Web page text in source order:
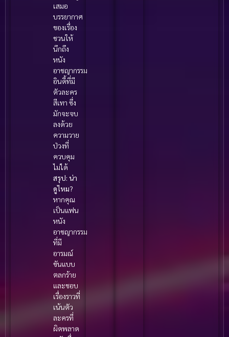
เสมอ
บรรยากาศ
ของเรื่อง
ชวนให้
นึกถึง
หนัง
อาชญากรรม
อินดี้ที่มี
ตัวละคร
สีเทา ซึ่ง
มักจะจบ
ลงด้วย
ความวาย
ป่วงที่
ควบคุม
ไม่ได้
สรุป: น่า
ดูไหม?
หากคุณ
เป็นแฟน
หนัง
อาชญากรรม
ที่มี
อารมณ์
ขันแบบ
ตลกร้าย
และชอบ
เรื่องราวที่
เน้นตัว
ละครที่
ผิดพลาด